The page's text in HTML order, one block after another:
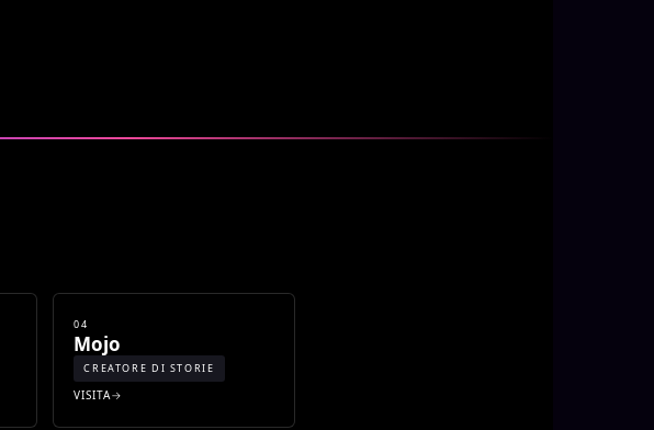
04
Mojo
CREATORE DI STORIE
VISITA